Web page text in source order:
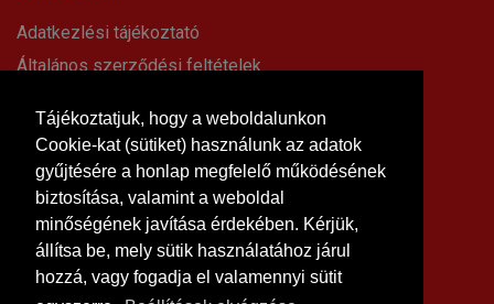
Tájékoztatjuk, hogy a weboldalunkon
Cookie-kat (sütiket) használunk az adatok
gyűjtésére a honlap megfelelő működésének
biztosítása, valamint a weboldal
minőségének javítása érdekében. Kérjük,
állítsa be, mely sütik használatához járul
hozzá, vagy fogadja el valamennyi sütit
Adatkezlési tájékoztató
Általános szerződési feltételek
Impresszum
Süti beállítások
Információk
Hírek, cikkek
Kapcsolat
Letölthető dokumentumok